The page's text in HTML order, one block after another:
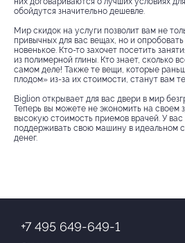
обойдутся значительно дешевле.
Мир скидок на услуги позволит вам не
привычных для вас вещах, но и
новенькое. Кто-то захочет посетить
из полимерной глины. Кто знает, сколько
самом деле! Также те вещи, которые
плодом» из-за их стоимости, станут вам
Biglion открывает для вас двери в мир
Теперь вы можете не экономить на своем
высокую стоимость приемов врачей. У
поддерживать свою машину в идеальном
денег.
+7 495 649-649-1